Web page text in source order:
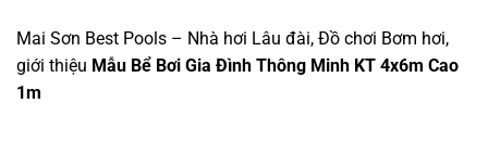
Mai Sơn Best Pools – Nhà hơi Lâu đài, Đồ chơi Bơm hơi,
giới thiệu Mẫu Bể Bơi Gia Đình Thông Minh KT 4x6m Cao
1m